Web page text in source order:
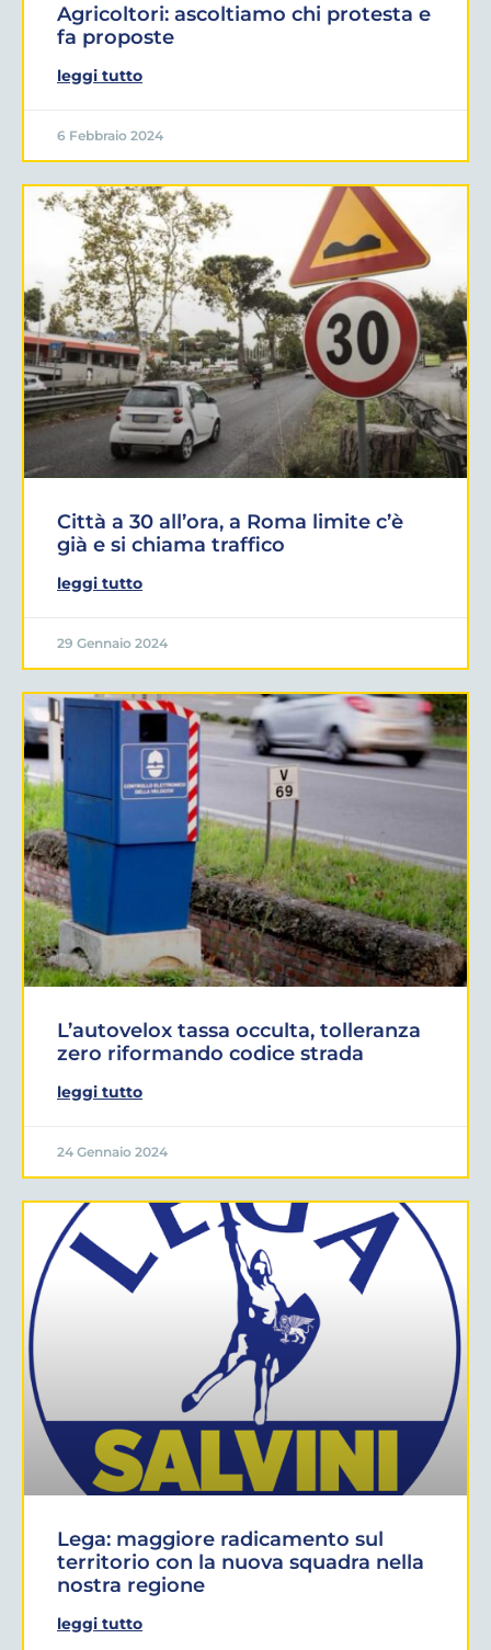
Agricoltori: ascoltiamo chi protesta e
fa proposte
leggi tutto
6 Febbraio 2024
Città a 30 all’ora, a Roma limite c’è
già e si chiama traffico
leggi tutto
29 Gennaio 2024
L’autovelox tassa occulta, tolleranza
zero riformando codice strada
leggi tutto
24 Gennaio 2024
Lega: maggiore radicamento sul
territorio con la nuova squadra nella
nostra regione
leggi tutto